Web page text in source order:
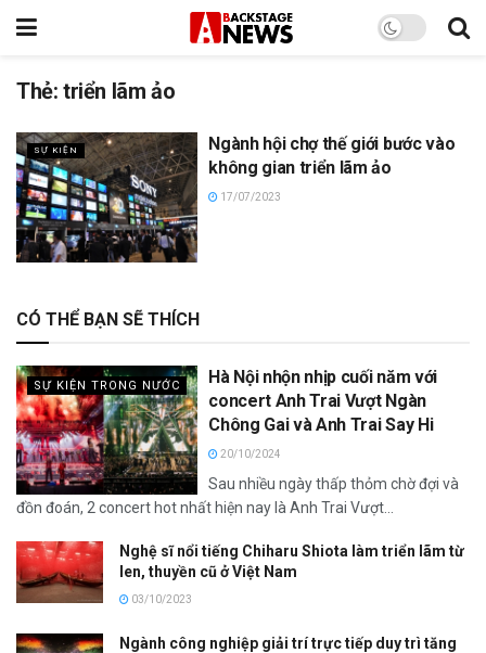
Thẻ:triển lãm ảo
SỰ KIỆN
Ngành hội chợ thế giới bước vào
không gian triển lãm ảo
17/07/2023
CÓ THỂ BẠN SẼ THÍCH
SỰ KIỆN TRONG NƯỚC
Hà Nội nhộn nhịp cuối năm với
concert Anh Trai Vượt Ngàn
Chông Gai và Anh Trai Say Hi
20/10/2024
Sau nhiều ngày thấp thỏm chờ đợi và
đồn đoán, 2 concert hot nhất hiện nay là Anh Trai Vượt...
Nghệ sĩ nổi tiếng Chiharu Shiota làm triển lãm từ
len, thuyền cũ ở Việt Nam
03/10/2023
Ngành công nghiệp giải trí trực tiếp duy trì tăng